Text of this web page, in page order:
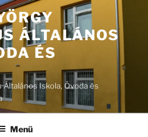
ÁLTALÁNOS
ÉS
Iskola, Óvoda és
Menü